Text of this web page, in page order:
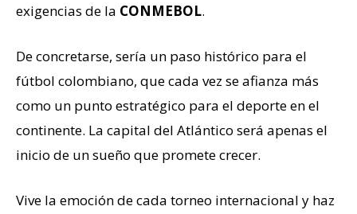
exigencias de la CONMEBOL.
De concretarse, sería un paso histórico para el
fútbol colombiano, que cada vez se afianza más
como un punto estratégico para el deporte en el
continente. La capital del Atlántico será apenas el
inicio de un sueño que promete crecer.
Vive la emoción de cada torneo internacional y haz